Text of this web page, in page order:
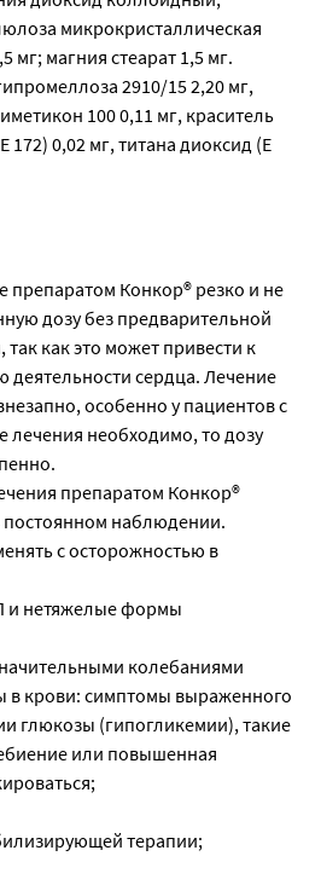
микрокристаллическая
мг; магния стеарат 1,5 мг.
2910/15 2,20 мг,
100 0,11 мг, краситель
0,02 мг, титана диоксид (Е
препаратом Конкор® резко и не
дозу без предварительной
так как это может привести к
сердца. Лечение
особенно у пациентов с
лечения необходимо, то дозу
препаратом Конкор®
наблюдении.
с осторожностью в
и нетяжелые формы
колебаниями
в крови: симптомы выраженного
глюкозы (гипогликемии), такие
или повышенная
терапии;